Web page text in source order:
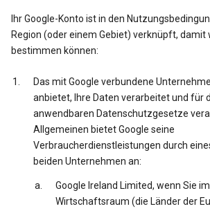
Ihr Google-Konto ist in den
Region (oder einem Gebiet) verknüpft, damit
bestimmen können:
Das mit Google verbundene
anbietet, Ihre Daten verarbeitet und für
anwendbaren Datenschutzgesetze
Allgemeinen bietet Google seine
Verbraucherdienstleistungen durch
beiden Unternehmen an:
Google Ireland Limited, wenn Sie
Wirtschaftsraum (die Länder der